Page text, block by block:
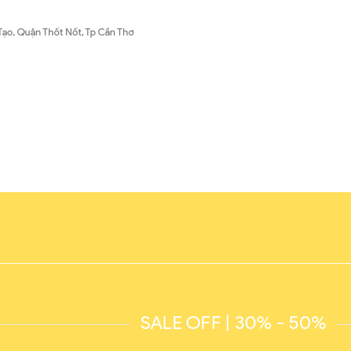
Quận Thốt Nốt, Tp Cần Thơ
SALE OFF | 30% - 50%